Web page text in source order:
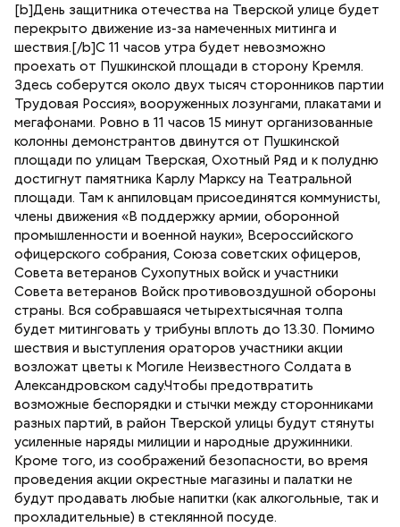
[b]День защитника отечества на Тверской улице будет
перекрыто движение из-за намеченных митинга и
шествия.[/b]С 11 часов утра будет невозможно
проехать от Пушкинской площади в сторону Кремля.
Здесь соберутся около двух тысяч сторонников партии
Трудовая Россия», вооруженных лозунгами, плакатами и
мегафонами. Ровно в 11 часов 15 минут организованные
колонны демонстрантов двинутся от Пушкинской
площади по улицам Тверская, Охотный Ряд и к полудню
достигнут памятника Карлу Марксу на Театральной
площади. Там к анпиловцам присоединятся коммунисты,
члены движения «В поддержку армии, оборонной
промышленности и военной науки», Всероссийского
офицерского собрания, Союза советских офицеров,
Совета ветеранов Сухопутных войск и участники
Совета ветеранов Войск противовоздушной обороны
страны. Вся собравшаяся четырехтысячная толпа
будет митинговать у трибуны вплоть до 13.30. Помимо
шествия и выступления ораторов участники акции
возложат цветы к Могиле Неизвестного Солдата в
Александровском саду.Чтобы предотвратить
возможные беспорядки и стычки между сторонниками
разных партий, в район Тверской улицы будут стянуты
усиленные наряды милиции и народные дружинники.
Кроме того, из соображений безопасности, во время
проведения акции окрестные магазины и палатки не
будут продавать любые напитки (как алкогольные, так и
прохладительные) в стеклянной посуде.